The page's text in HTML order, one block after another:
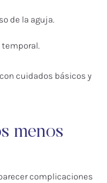
de la aguja.
temporal.
cuidados básicos y
menos
complicaciones